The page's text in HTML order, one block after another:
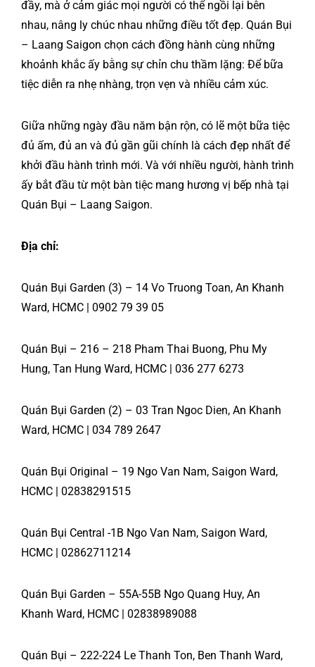
đầy, mà ở cảm giác mọi người có thể ngồi lại bên
nhau, nâng ly chúc nhau những điều tốt đẹp. Quán Bụi
– Laang Saigon chọn cách đồng hành cùng những
khoảnh khắc ấy bằng sự chỉn chu thầm lặng: Để bữa
tiệc diễn ra nhẹ nhàng, trọn vẹn và nhiều cảm xúc.
Giữa những ngày đầu năm bận rộn, có lẽ một bữa tiệc
đủ ấm, đủ an và đủ gần gũi chính là cách đẹp nhất để
khởi đầu hành trình mới. Và với nhiều người, hành trình
ấy bắt đầu từ một bàn tiệc mang hương vị bếp nhà tại
Quán Bụi – Laang Saigon.
Địa chỉ:
Quán Bụi Garden (3) – 14 Vo Truong Toan, An Khanh
Ward, HCMC | 0902 79 39 05
Quán Bụi – 216 – 218 Pham Thai Buong, Phu My
Hung, Tan Hung Ward, HCMC | 036 277 6273
Quán Bụi Garden (2) – 03 Tran Ngoc Dien, An Khanh
Ward, HCMC | 034 789 2647
Quán Bụi Original – 19 Ngo Van Nam, Saigon Ward,
HCMC | 02838291515
Quán Bụi Central -1B Ngo Van Nam, Saigon Ward,
HCMC | 02862711214
Quán Bụi Garden – 55A-55B Ngo Quang Huy, An
Khanh Ward, HCMC | 02838989088
Quán Bụi – 222-224 Le Thanh Ton, Ben Thanh Ward,